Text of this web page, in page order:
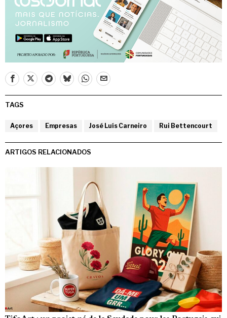
TAGS
Açores Empresas José Luís Carneiro Rui Bettencourt
ARTIGOS RELACIONADOS